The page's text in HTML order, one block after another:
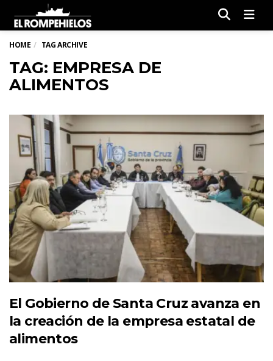
HOME TAG ARCHIVE
TAG: EMPRESA DE
ALIMENTOS
El Gobierno de Santa Cruz avanza en
la creación de la empresa estatal de
alimentos